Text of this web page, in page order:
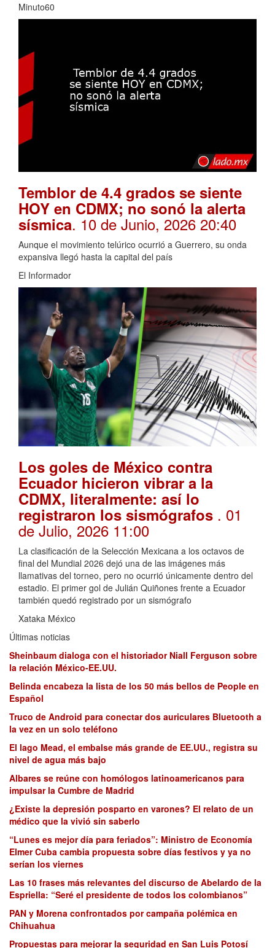
Minuto60
Temblor de 4.4 grados se siente
HOY en CDMX; no sonó la alerta
sísmica. 10 de Junio, 2026 20:40
Aunque el movimiento telúrico ocurrió a Guerrero, su onda
expansiva llegó hasta la capital del país
El Informador
Los goles de México contra
Ecuador hicieron vibrar a la
CDMX, literalmente: así lo
registraron los sismógrafos . 01
de Julio, 2026 11:00
La clasificación de la Selección Mexicana a los octavos de
final del Mundial 2026 dejó una de las imágenes más
llamativas del torneo, pero no ocurrió únicamente dentro del
estadio. El primer gol de Julián Quiñones frente a Ecuador
también quedó registrado por un sismógrafo
Xataka México
Últimas noticias
Sheinbaum dialoga con el historiador Niall Ferguson sobre
la relación México-EE.UU.
Belinda encabeza la lista de los 50 más bellos de People en
Español
Truco de Android para conectar dos auriculares Bluetooth a
la vez en un solo teléfono
El lago Mead, el embalse más grande de EE.UU., registra su
nivel de agua más bajo
Albares se reúne con homólogos latinoamericanos para
impulsar la Cumbre de Madrid
¿Existe la depresión posparto en varones? El relato de un
médico que la vivió sin saberlo
“Lunes es mejor día para feriados”: Ministro de Economía
Elmer Cuba cambia propuesta sobre días festivos y ya no
serían los viernes
Las 10 frases más relevantes del discurso de Abelardo de la
Espriella: “Seré el presidente de todos los colombianos”
PAN y Morena confrontados por campaña polémica en
Chihuahua
Propuestas para mejorar la seguridad en San Luis Potosí